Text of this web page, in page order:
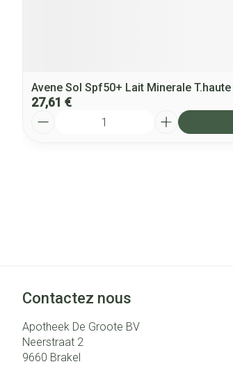
Avene Sol Spf50+ Lait Minerale
27,61 €
Contactez nous
Apotheek De Groote BV
Neerstraat 2
9660 Brakel